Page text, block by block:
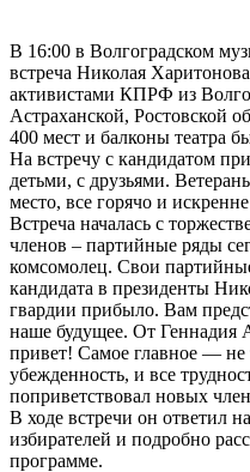
В 16:00 в Волгоградском
встреча Николая
активистами КПРФ из
Астраханской, Ростовской
400 мест и балконы театра
На встречу с кандидатом
детьми, с друзьями.
место, все горячо и
Встреча началась с
членов – партийные ряды
комсомолец. Свои
кандидата в президенты
гвардии прибыло. Вам
наше будущее. От Геннадия
привет! Самое главное —
убежденность, и все
поприветствовал новых
В ходе встречи он ответил
избирателей и подробно
программе.